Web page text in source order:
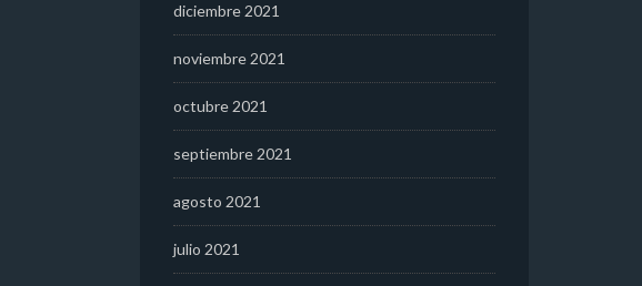
diciembre 2021
noviembre 2021
octubre 2021
septiembre 2021
agosto 2021
julio 2021